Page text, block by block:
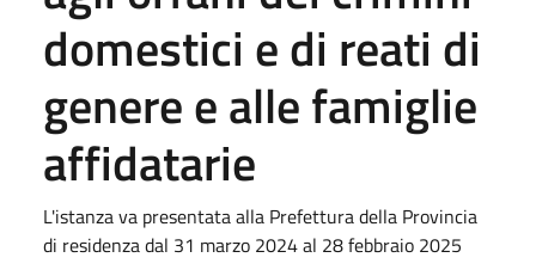
domestici e di reati di
genere e alle famiglie
affidatarie
L'istanza va presentata alla Prefettura della Provincia
di residenza dal 31 marzo 2024 al 28 febbraio 2025